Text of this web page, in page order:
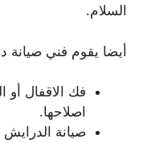
السلام.
أيضا يقوم فني
فك الاقفال أو
اصلاحها.
صيانة الدرايش